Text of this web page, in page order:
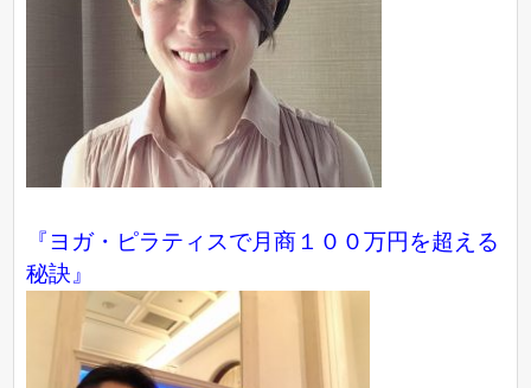
『ヨガ・ピラティスで月商１００万円を超える
秘訣』